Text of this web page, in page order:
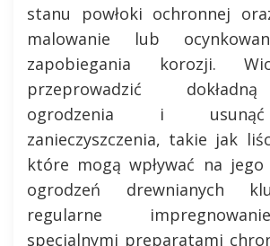
stanu powłoki ochronnej
malowanie lub
zapobiegania korozji.
przeprowadzić
ogrodzenia i
zanieczyszczenia, takie jak
które mogą wpływać na jego
ogrodzeń drewnianych
regularne
specjalnymi preparatami